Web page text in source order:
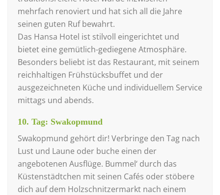
mehrfach renoviert und hat sich all die Jahre
seinen guten Ruf bewahrt.
Das Hansa Hotel ist stilvoll eingerichtet und
bietet eine gemütlich-gediegene Atmosphäre.
Besonders beliebt ist das Restaurant, mit seinem
reichhaltigen Frühstücksbuffet und der
ausgezeichneten Küche und individuellem Service
mittags und abends.
10. Tag: Swakopmund
Swakopmund gehört dir! Verbringe den Tag nach
Lust und Laune oder buche einen der
angebotenen Ausflüge. Bummel‘ durch das
Küstenstädtchen mit seinen Cafés oder stöbere
dich auf dem Holzschnitzermarkt nach einem